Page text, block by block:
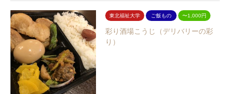
東北福祉大学 ご飯もの 〜1,000円
彩り酒場こうじ（デリバリーの彩
り）